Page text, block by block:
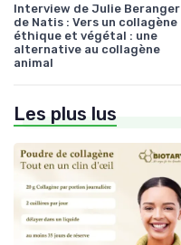
Interview de Julie Beranger
de Natis : Vers un collagène
éthique et végétal : une
alternative au collagène
animal
Les plus lus